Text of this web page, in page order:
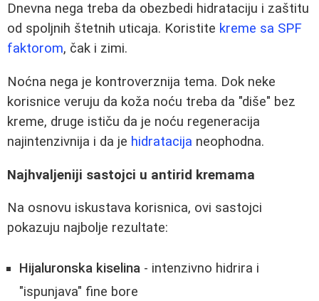
Dnevna nega treba da obezbedi hidrataciju i zaštitu
od spoljnih štetnih uticaja. Koristite kreme sa SPF
faktorom, čak i zimi.
Noćna nega je kontroverznija tema. Dok neke
korisnice veruju da koža noću treba da "diše" bez
kreme, druge ističu da je noću regeneracija
najintenzivnija i da je hidratacija neophodna.
Najhvaljeniji sastojci u antirid kremama
Na osnovu iskustava korisnica, ovi sastojci
pokazuju najbolje rezultate:
Hijaluronska kiselina - intenzivno hidrira i
"ispunjava" fine bore